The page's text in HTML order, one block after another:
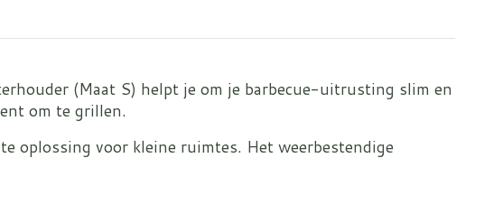
(Maat S) helpt je om je barbecue-uitrusting slim en
om te grillen.
oplossing voor kleine ruimtes. Het weerbestendige